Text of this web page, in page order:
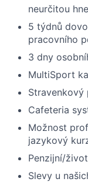
neurčitou
5 týdnů
pracovního
3 dny
MultiSport
Stravenkový
Cafeteria
Možnost
jazykový
Penzijní/
Slevy u